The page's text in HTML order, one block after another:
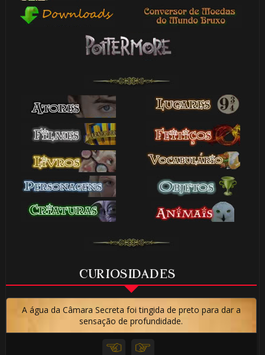
CURIOSIDADES
A água da Câmara Secreta foi tingida de preto para dar a
sensação de profundidade.